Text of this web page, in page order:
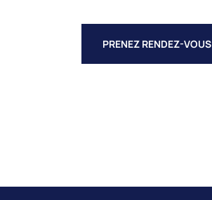
PRENEZ RENDEZ-VOUS